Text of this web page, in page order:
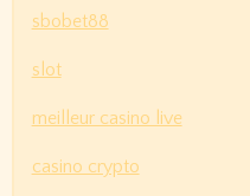
sbobet88
slot
meilleur casino live
casino crypto